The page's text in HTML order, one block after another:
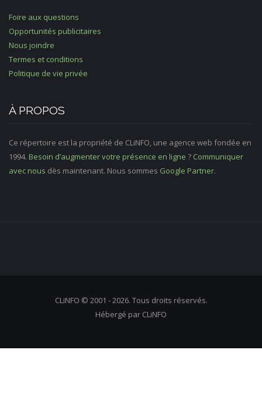
Foire aux questions
Opportunités publicitaires
Nous joindre
Termes et conditions
Politique de vie privée
À PROPOS
Ce répertoire est la propriété de CLiNFO, une agence web fondée en
1994. Besoin d’augmenter votre présence en ligne ? Communiquer
avec nous dès maintenant. Nous sommes Google Partner.
CLiNFO © 2001 - 2026. Tous droits réservés.
Hébergé par CLiNFO